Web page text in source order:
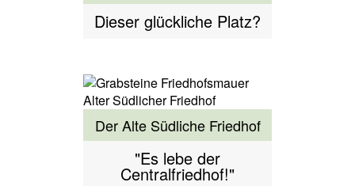
Dieser glückliche Platz?
Der Alte Südliche Friedhof
"Es lebe der
Centralfriedhof!"